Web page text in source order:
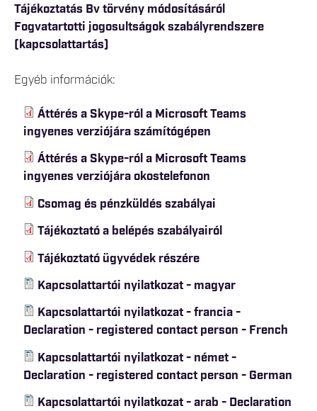
Tájékoztatás Bv törvény módosításáról
Fogvatartotti jogosultságok szabályrendszere
(kapcsolattartás)
Egyéb információk:
Áttérés a Skype-ról a Microsoft Teams
ingyenes verziójára számítógépen
Áttérés a Skype-ról a Microsoft Teams
ingyenes verziójára okostelefonon
Csomag és pénzküldés szabályai
Tájékoztató a belépés szabályairól
Tájékoztató ügyvédek részére
Kapcsolattartói nyilatkozat - magyar
Kapcsolattartói nyilatkozat - francia -
Declaration - registered contact person - French
Kapcsolattartói nyilatkozat - német -
Declaration - registered contact person - German
Kapcsolattartói nyilatkozat - arab - Declaration